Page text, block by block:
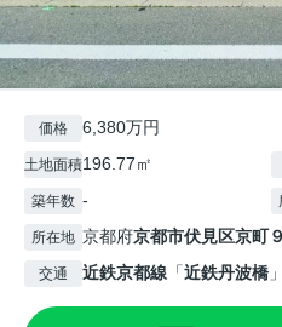
価格 6,380万円
土地面積196.77㎡
築年数 -
所在地 京都府京都市伏見区京町
交通 近鉄京都線 「近鉄丹波橋